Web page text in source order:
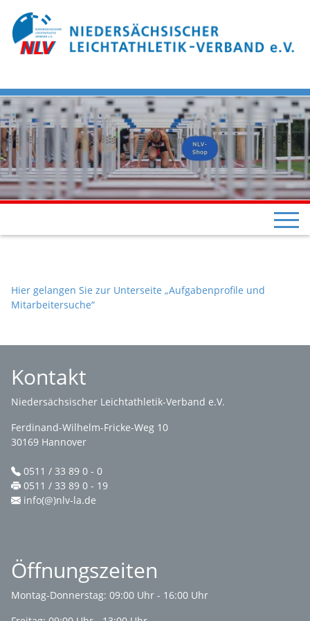
Hier gelangen Sie zur Unterseite „Aufgabenprofile und
Mitarbeitersuche“
Kontakt
Niedersächsischer Leichtathletik-Verband e.V.
Ferdinand-Wilhelm-Fricke-Weg 10
30169 Hannover
0511 / 33 89 0 - 0
0511 / 33 89 0 - 19
info(@)nlv-la.de
Öffnungszeiten
Montag-Donnerstag: 09:00 Uhr - 16:00 Uhr